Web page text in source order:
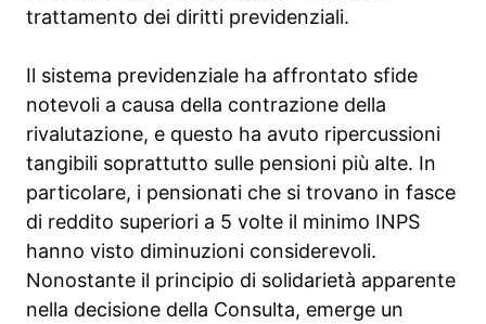
trattamento dei diritti previdenziali.
Il sistema previdenziale ha affrontato sfide
notevoli a causa della contrazione della
rivalutazione, e questo ha avuto ripercussioni
tangibili soprattutto sulle pensioni più alte. In
particolare, i pensionati che si trovano in fasce
di reddito superiori a 5 volte il minimo INPS
hanno visto diminuzioni considerevoli.
Nonostante il principio di solidarietà apparente
nella decisione della Consulta, emerge un